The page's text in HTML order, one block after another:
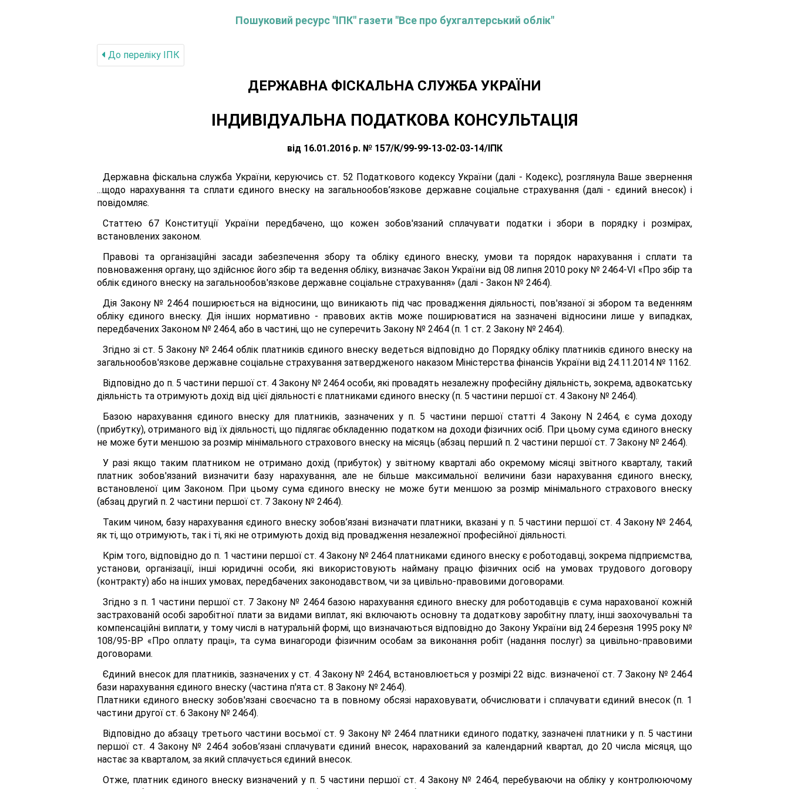
Пошуковий ресурс "ІПК" газети "Все про бухгалтерський облік"
До переліку IПК
ДЕРЖАВНА ФІСКАЛЬНА СЛУЖБА УКРАЇНИ
ІНДИВІДУАЛЬНА ПОДАТКОВА КОНСУЛЬТАЦІЯ
від 16.01.2016 р. № 157/К/99-99-13-02-03-14/ІПК
Державна фіскальна служба України, керуючись ст. 52 Податкового кодексу України (далі - Кодекс), розглянула Ваше звернення
...щодо нарахування та сплати єдиного внеску на загальнообов’язкове державне соціальне страхування (далі - єдиний внесок) і
повідомляє.
Статтею 67 Конституції України передбачено, що кожен зобов'язаний сплачувати податки і збори в порядку і розмірах,
встановлених законом.
Правові та організаційні засади забезпечення збору та обліку єдиного внеску, умови та порядок нарахування і сплати та
повноваження органу, що здійснює його збір та ведення обліку, визначає Закон України від 08 липня 2010 року № 2464-VІ «Про збір та
облік єдиного внеску на загальнообов'язкове державне соціальне страхування» (далі - Закон № 2464).
Дія Закону № 2464 поширюється на відносини, що виникають під час провадження діяльності, пов'язаної зі збором та веденням
обліку єдиного внеску. Дія інших нормативно - правових актів може поширюватися на зазначені відносини лише у випадках,
передбачених Законом № 2464, або в частині, що не суперечить Закону № 2464 (п. 1 ст. 2 Закону № 2464).
Згідно зі ст. 5 Закону № 2464 облік платників єдиного внеску ведеться відповідно до Порядку обліку платників єдиного внеску на
загальнообов'язкове державне соціальне страхування затвердженого наказом Міністерства фінансів України від 24.11.2014 № 1162.
Відповідно до п. 5 частини першої ст. 4 Закону № 2464 особи, які провадять незалежну професійну діяльність, зокрема, адвокатську
діяльність та отримують дохід від цієї діяльності є платниками єдиного внеску (п. 5 частини першої ст. 4 Закону № 2464).
Базою нарахування єдиного внеску для платників, зазначених у п. 5 частини першої статті 4 Закону N 2464, є сума доходу
(прибутку), отриманого від їх діяльності, що підлягає обкладенню податком на доходи фізичних осіб. При цьому сума єдиного внеску
не може бути меншою за розмір мінімального страхового внеску на місяць (абзац перший п. 2 частини першої ст. 7 Закону № 2464).
У разі якщо таким платником не отримано дохід (прибуток) у звітному кварталі або окремому місяці звітного кварталу, такий
платник зобов'язаний визначити базу нарахування, але не більше максимальної величини бази нарахування єдиного внеску,
встановленої цим Законом. При цьому сума єдиного внеску не може бути меншою за розмір мінімального страхового внеску
(абзац другий п. 2 частини першої ст. 7 Закону № 2464).
Таким чином, базу нарахування єдиного внеску зобов’язані визначати платники, вказані у п. 5 частини першої ст. 4 Закону № 2464,
як ті, що отримують, так і ті, які не отримують дохід від провадження незалежної професійної діяльності.
Крім того, відповідно до п. 1 частини першої ст. 4 Закону № 2464 платниками єдиного внеску є роботодавці, зокрема підприємства,
установи, організації, інші юридичні особи, які використовують найману працю фізичних осіб на умовах трудового договору
(контракту) або на інших умовах, передбачених законодавством, чи за цивільно-правовими договорами.
Згідно з п. 1 частини першої ст. 7 Закону № 2464 базою нарахування єдиного внеску для роботодавців є сума нарахованої кожній
застрахованій особі заробітної плати за видами виплат, які включають основну та додаткову заробітну плату, інші заохочувальні та
компенсаційні виплати, у тому числі в натуральній формі, що визначаються відповідно до Закону України від 24 березня 1995 року №
108/95-ВР «Про оплату праці», та сума винагороди фізичним особам за виконання робіт (надання послуг) за цивільно-правовими
договорами.
Єдиний внесок для платників, зазначених у ст. 4 Закону № 2464, встановлюється у розмірі 22 відс. визначеної ст. 7 Закону № 2464
бази нарахування єдиного внеску (частина п'ята ст. 8 Закону № 2464).
Платники єдиного внеску зобов'язані своєчасно та в повному обсязі нараховувати, обчислювати і сплачувати єдиний внесок (п. 1
частини другої ст. 6 Закону № 2464).
Відповідно до абзацу третього частини восьмої ст. 9 Закону № 2464 платники єдиного податку, зазначені платники у п. 5 частини
першої ст. 4 Закону № 2464 зобов’язані сплачувати єдиний внесок, нарахований за календарний квартал, до 20 числа місяця, що
настає за кварталом, за який сплачується єдиний внесок.
Отже, платник єдиного внеску визначений у п. 5 частини першої ст. 4 Закону № 2464, перебуваючи на обліку у контролюючому